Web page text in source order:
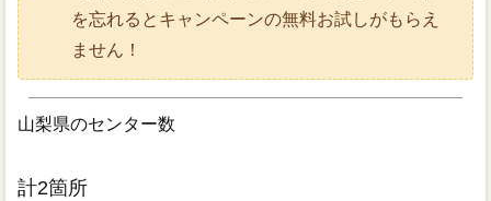
を忘れるとキャンペーンの無料お試しがもらえ
ません！
山梨県のセンター数
計2箇所